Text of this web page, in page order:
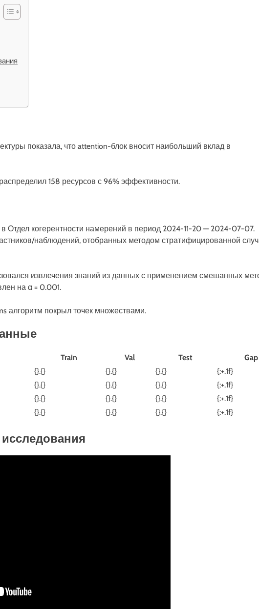
показала, что attention-блок вносит наибольший вклад в
158 ресурсов с 96% эффективности.
Отдел когерентности намерений в период 2024-11-20 — 2024-07-07.
наблюдений, отобранных методом стратифицированной
извлечения знаний из данных с применением смешанных
на α = 0.001.
алгоритм покрыл точек множествами.
Train Val Test
Gap
{}.{} {}.{} {}.{}
{:+.1f}
{}.{} {}.{} {}.{}
{:+.1f}
{}.{} {}.{} {}.{}
{:+.1f}
{}.{} {}.{} {}.{} {:+.1f}